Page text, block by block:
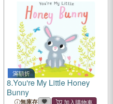
滿額折
8.You're My Little Honey
Bunny
無庫存